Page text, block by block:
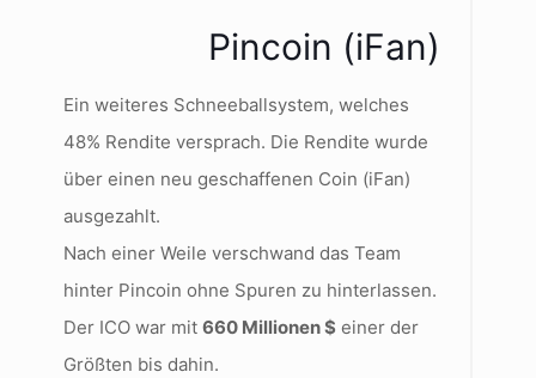
Pincoin (iFan)
Ein weiteres Schneeballsystem, welches
48% Rendite versprach. Die Rendite wurde
über einen neu geschaffenen Coin (iFan)
ausgezahlt.
Nach einer Weile verschwand das Team
hinter Pincoin ohne Spuren zu hinterlassen.
Der ICO war mit 660 Millionen $ einer der
Größten bis dahin.